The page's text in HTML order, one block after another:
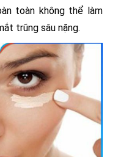
toàn không thể làm
trũng sâu nặng.